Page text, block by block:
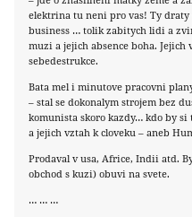
elektrina tu neni pro vas! Ty
business … tolik zabitych lidi a
muzi a jejich absence boha. Jejich
sebedestrukce.
Bata mel i minutove pracovni
– stal se dokonalym strojem bez
komunista skoro kazdy… kdo by
a jejich vztah k cloveku – aneb
Prodaval v usa, Africe, Indii atd.
obchod s kuzi) obuvi na svete.
… … …